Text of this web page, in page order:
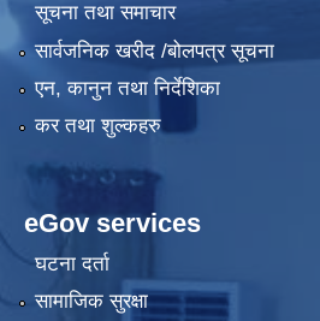
सूचना तथा समाचार
सार्वजनिक खरीद /बोलपत्र सूचना
एन, कानुन तथा निर्देशिका
कर तथा शुल्कहरु
eGov services
घटना दर्ता
सामाजिक सुरक्षा